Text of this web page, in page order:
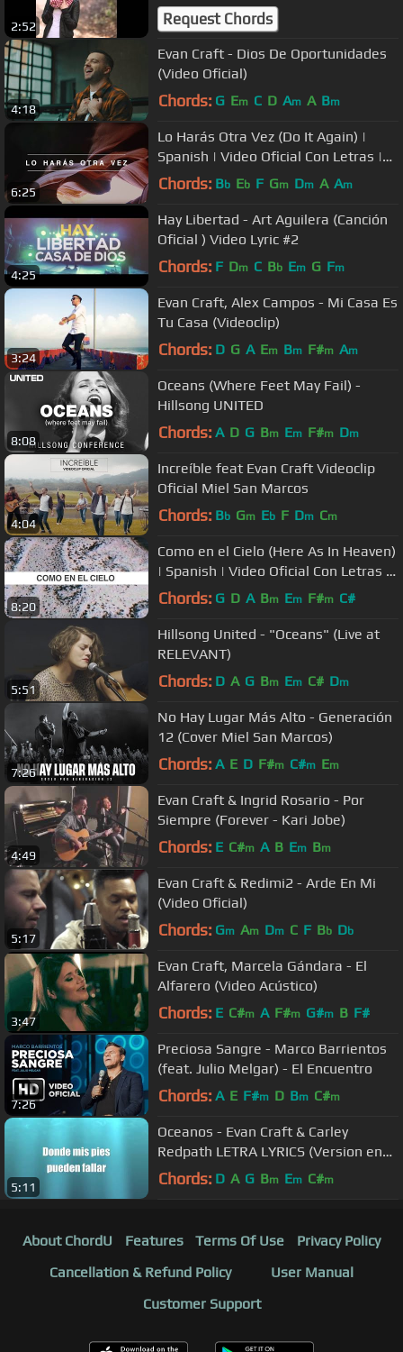
2:52 Request Chords
4:18
Evan Craft - Dios De Oportunidades
(Video Oficial)
Chords: G Em C D Am A Bm
6:25
Lo Harás Otra Vez (Do It Again) |
Spanish | Video Oficial Con Letras |
Elevation Worship
Chords: Bb Eb F Gm Dm A Am
4:25
Hay Libertad - Art Aguilera (Canción
Oficial ) Video Lyric #2
Chords: F Dm C Bb Em G Fm
3:24
Evan Craft, Alex Campos - Mi Casa Es
Tu Casa (Videoclip)
Chords: D G A Em Bm F#m Am
8:08
Oceans (Where Feet May Fail) -
Hillsong UNITED
Chords: A D G Bm Em F#m Dm
4:04
Increíble feat Evan Craft Videoclip
Oficial Miel San Marcos
Chords: Bb Gm Eb F Dm Cm
8:20
Como en el Cielo (Here As In Heaven)
| Spanish | Video Oficial Con Letras |
Elevation Worship
Chords: G D A Bm Em F#m C#
5:51
Hillsong United - "Oceans" (Live at
RELEVANT)
Chords: D A G Bm Em C# Dm
7:26
No Hay Lugar Más Alto - Generación
12 (Cover Miel San Marcos)
Chords: A E D F#m C#m Em
4:49
Evan Craft & Ingrid Rosario - Por
Siempre (Forever - Kari Jobe)
Chords: E C#m A B Em Bm
5:17
Evan Craft & Redimi2 - Arde En Mi
(Video Oficial)
Chords: Gm Am Dm C F Bb Db
3:47
Evan Craft, Marcela Gándara - El
Alfarero (Video Acústico)
Chords: E C#m A F#m G#m B F#
7:26
Preciosa Sangre - Marco Barrientos
(feat. Julio Melgar) - El Encuentro
Chords: A E F#m D Bm C#m
5:11
Oceanos - Evan Craft & Carley
Redpath LETRA LYRICS (Version en
Español de OCEANS by Hillsong)
Chords: D A G Bm Em C#m
About ChordU Features Terms Of Use
Privacy Policy
Cancellation & Refund Policy
User Manual
Customer Support